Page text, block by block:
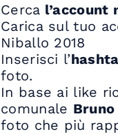
Cerca l’account
Carica sul tuo
Niballo 2018
Inserisci l’
foto.
In base ai like
comunale
foto che più